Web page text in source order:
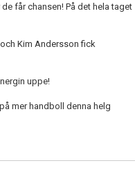
får chansen! På det hela taget
Kim Andersson fick
uppe!
mer handboll denna helg